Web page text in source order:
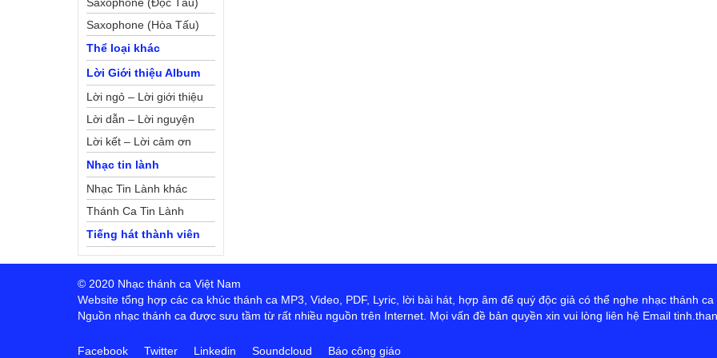
Saxophone (Hòa Tấu)
Thể loại khác
Lời Giới thiệu Album
Lời ngỏ – Lời giới thiệu
Lời dẫn – Lời nguyện
Lời kết – Lời cảm ơn
Nhạc tin lành
Nhạc Tin Lành khác
Thánh Ca Tin Lành
Tiếng hát thành viên
© 2020 Nhạc thánh ca Việt Nam
Website tổng hợp các ca khúc thánh ca MP3, Video, PDF, Lyric, lời bài hát, hợp âm để quý độc giả có thể nghe nhạc thánh ca
Nguồn nhạc thánh ca được sưu tầm từ rất nhiều nguồn trên Internet. Mọi vấn đề bản quyền xin vui lòng liên hệ Email
Facebook Twitter Linkedin Soundcloud Báo công giáo